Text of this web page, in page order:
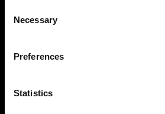
Selection
Necessary
Preferences
Statistics
Janelas de correr
Guardas